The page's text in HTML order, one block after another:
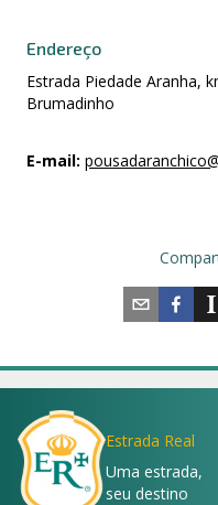
Endereço
Estrada Piedade Aranha,
Brumadinho
E-mail:
Estrada Real
Uma estrada,
seu destino